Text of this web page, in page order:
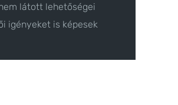
látott lehetőségei
igényeket is képesek